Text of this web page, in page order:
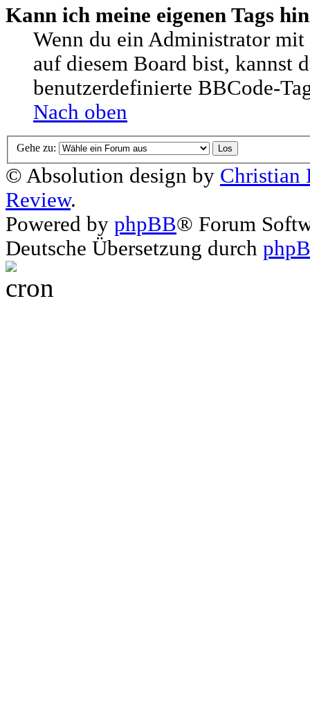
Kann ich meine eigenen Tags
Wenn du ein Administrator mit
auf diesem Board bist, kannst
benutzerdefinierte BBCode-
Nach oben
Gehe zu:
© Absolution design by Christian
Review.
Powered by phpBB® Forum
Deutsche Übersetzung durch